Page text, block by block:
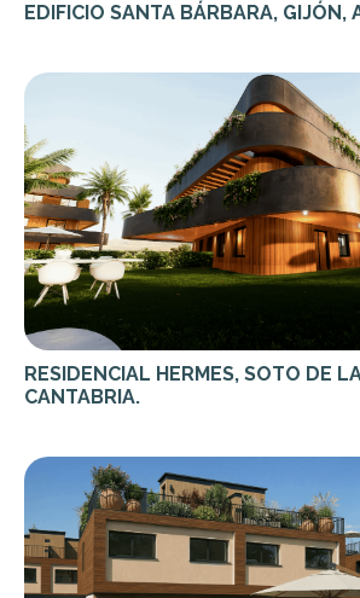
EDIFICIO SANTA BÁRBARA, GIJÓN,
RESIDENCIAL HERMES, SOTO DE
CANTABRIA.